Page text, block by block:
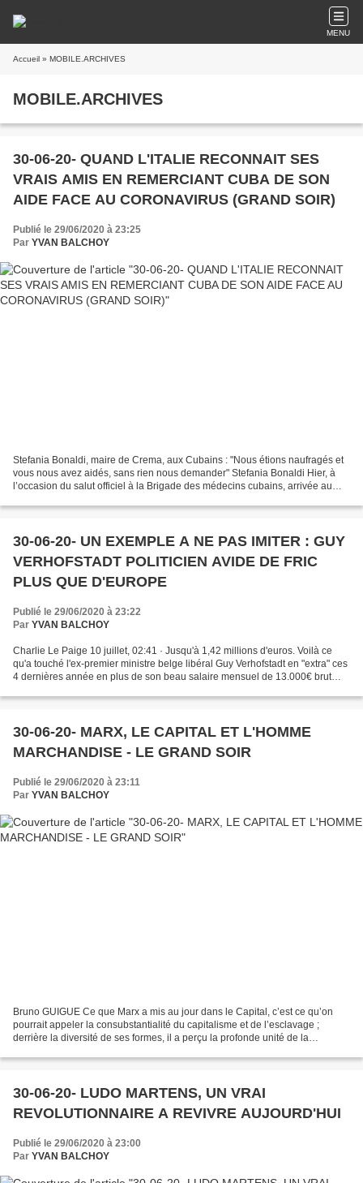
MENU
Accueil » MOBILE.ARCHIVES
MOBILE.ARCHIVES
30-06-20- QUAND L'ITALIE RECONNAIT SES
VRAIS AMIS EN REMERCIANT CUBA DE SON
AIDE FACE AU CORONAVIRUS (GRAND SOIR)
Publié le 29/06/2020 à 23:25
Par YVAN BALCHOY
Stefania Bonaldi, maire de Crema, aux Cubains : "Nous étions naufragés et
vous nous avez aidés, sans rien nous demander" Stefania Bonaldi Hier, à
l’occasion du salut officiel à la Brigade des médecins cubains, arrivée au
30-06-20- UN EXEMPLE A NE PAS IMITER : GUY
VERHOFSTADT POLITICIEN AVIDE DE FRIC
PLUS QUE D'EUROPE
Publié le 29/06/2020 à 23:22
Par YVAN BALCHOY
Charlie Le Paige 10 juillet, 02:41 · Jusqu'à 1,42 millions d'euros. Voilà ce
qu'a touché l'ex-premier ministre belge libéral Guy Verhofstadt en "extra" ces
4 dernières année en plus de son beau salaire mensuel de 13.000€ brut
30-06-20- MARX, LE CAPITAL ET L'HOMME
MARCHANDISE - LE GRAND SOIR
Publié le 29/06/2020 à 23:11
Par YVAN BALCHOY
Bruno GUIGUE Ce que Marx a mis au jour dans le Capital, c’est ce qu’on
pourrait appeler la consubstantialité du capitalisme et de l’esclavage ;
derrière la diversité de ses formes, il a perçu la profonde unité de la
30-06-20- LUDO MARTENS, UN VRAI
REVOLUTIONNAIRE A REVIVRE AUJOURD'HUI
Publié le 29/06/2020 à 23:00
Par YVAN BALCHOY